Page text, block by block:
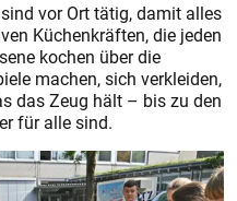
vor Ort tätig, damit alles
Küchenkräften, die jeden
kochen über die
machen, sich verkleiden,
das Zeug hält – bis zu den
für alle sind.